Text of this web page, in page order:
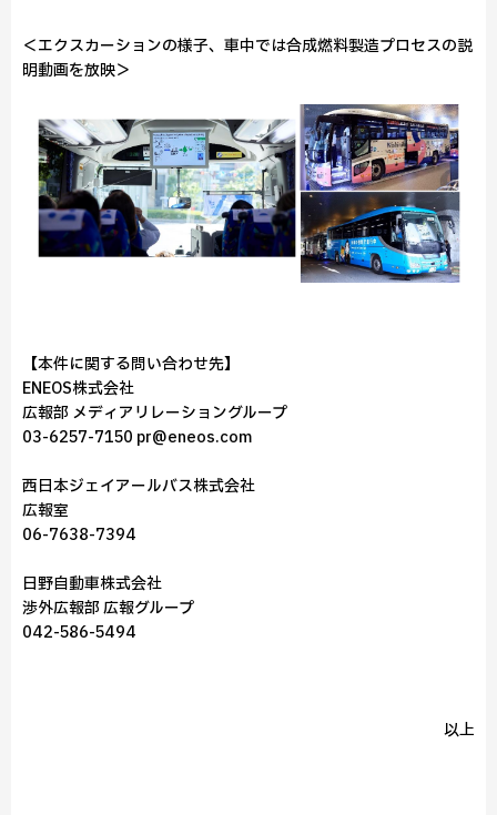
＜エクスカーションの様子、車中では合成燃料製造プロセスの説
明動画を放映＞
【本件に関する問い合わせ先】
ENEOS株式会社
広報部 メディアリレーショングループ
03-6257-7150 pr@eneos.com
西日本ジェイアールバス株式会社
広報室
06-7638-7394
日野自動車株式会社
渉外広報部 広報グループ
042-586-5494
以上